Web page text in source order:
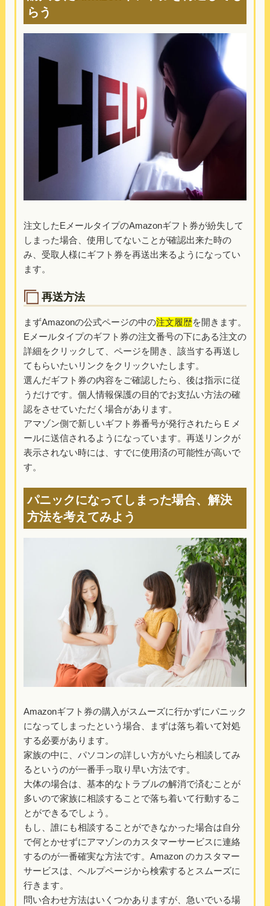
らう
注文したEメールタイプのAmazonギフト券が紛失して
しまった場合、使用してないことが確認出来た時の
み、受取人様にギフト券を再送出来るようになってい
ます。
再送方法
まずAmazonの公式ページの中の注文履歴を開きます。
Eメールタイプのギフト券の注文番号の下にある注文の
詳細をクリックして、ページを開き、該当する再送し
てもらいたいリンクをクリックいたします。
選んだギフト券の内容をご確認したら、後は指示に従
うだけです。個人情報保護の目的でお支払い方法の確
認をさせていただく場合があります。
アマゾン側で新しいギフト券番号が発行されたらＥメ
ールに送信されるようになっています。再送リンクが
表示されない時には、すでに使用済の可能性が高いで
す。
パニックになってしまった場合、解決
方法を考えてみよう
Amazonギフト券の購入がスムーズに行かずにパニック
になってしまったという場合、まずは落ち着いて対処
する必要があります。
家族の中に、パソコンの詳しい方がいたら相談してみ
るというのが一番手っ取り早い方法です。
大体の場合は、基本的なトラブルの解消で済むことが
多いので家族に相談することで落ち着いて行動するこ
とができるでしょう。
もし、誰にも相談することができなかった場合は自分
で何とかせずにアマゾンのカスタマーサービスに連絡
するのが一番確実な方法です。Amazon のカスタマー
サービスは、ヘルプページから検索するとスムーズに
行きます。
問い合わせ方法はいくつかありますが、急いでいる場